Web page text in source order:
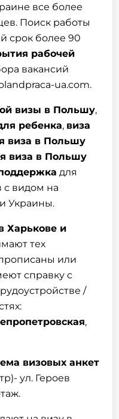
все более
Поиск работы
срок более 90
рабочей
вакансий
ua.com.
визы в Польшу,
ребенка, виза
виза в Польшу
виза в Польшу
для
с видом на
Украины.
Харькове и
тех
или
справку с
/
,
визовых анкет
ул. Героев